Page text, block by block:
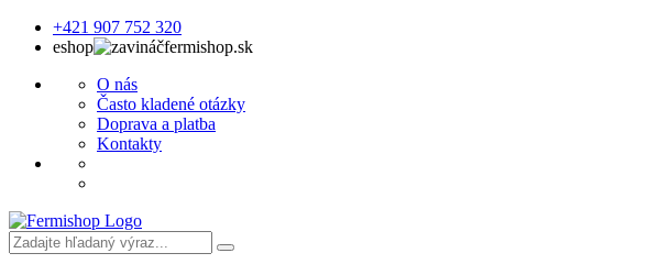
+421 907 752 320
eshop
fermishop.sk
O nás
Často kladené otázky
Doprava a platba
Kontakty